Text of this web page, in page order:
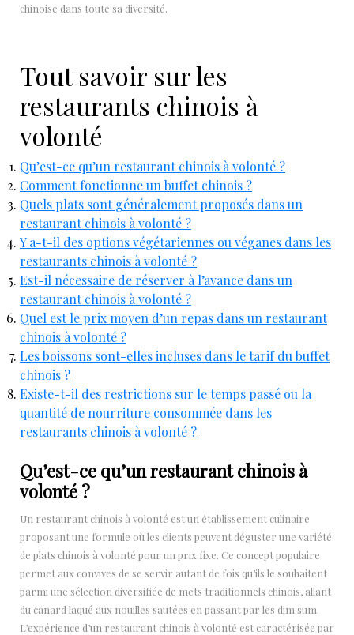
chinoise dans toute sa diversité.
Tout savoir sur les
restaurants chinois à
volonté
Qu’est-ce qu’un restaurant chinois à volonté ?
Comment fonctionne un buffet chinois ?
Quels plats sont généralement proposés dans un
restaurant chinois à volonté ?
Y a-t-il des options végétariennes ou véganes dans les
restaurants chinois à volonté ?
Est-il nécessaire de réserver à l’avance dans un
restaurant chinois à volonté ?
Quel est le prix moyen d’un repas dans un restaurant
chinois à volonté ?
Les boissons sont-elles incluses dans le tarif du buffet
chinois ?
Existe-t-il des restrictions sur le temps passé ou la
quantité de nourriture consommée dans les
restaurants chinois à volonté ?
Qu’est-ce qu’un restaurant chinois à
volonté ?
Un restaurant chinois à volonté est un établissement culinaire
proposant une formule où les clients peuvent déguster une variété
de plats chinois à volonté pour un prix fixe. Ce concept populaire
permet aux convives de se servir autant de fois qu’ils le souhaitent
parmi une sélection diversifiée de mets traditionnels chinois, allant
du canard laqué aux nouilles sautées en passant par les dim sum.
L’expérience d’un restaurant chinois à volonté est caractérisée par